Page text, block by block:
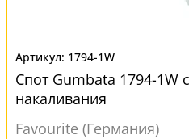
1794-1W
Спот Gumbata 1794-1W
накаливания
Favourite (Германия)